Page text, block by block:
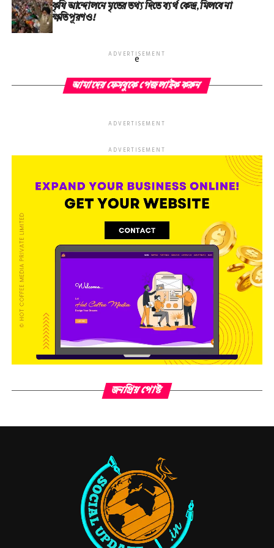
কৃষি আন্দোলনে মৃতের তথ‌্য দিতে ব্যর্থ কেন্দ্র, মিলবে না
ক্ষতিপূরণও!
ADVERTISEMENT
e
আমাদের ফেসবুকে পেজ লাইক করুন
ADVERTISEMENT
ADVERTISEMENT
জনপ্রিয় পোস্ট